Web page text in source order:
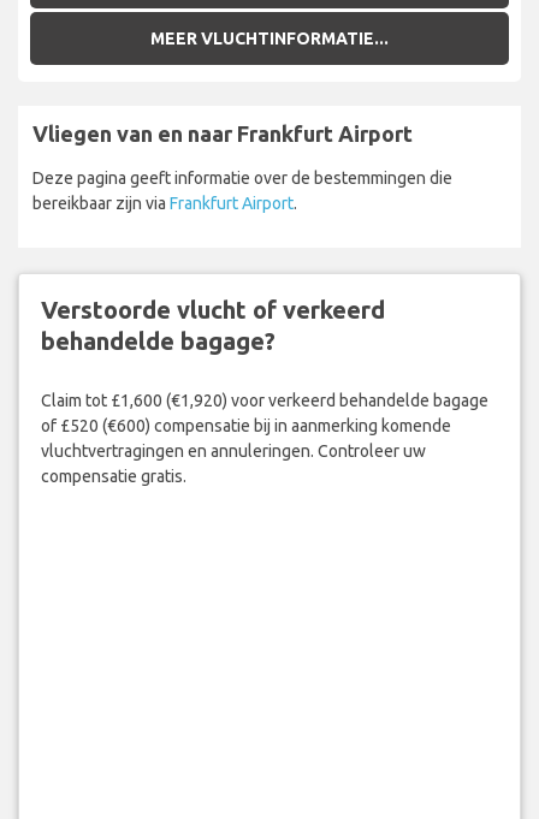
MEER VLUCHTINFORMATIE...
Vliegen van en naar Frankfurt Airport
Deze pagina geeft informatie over de bestemmingen die
bereikbaar zijn via Frankfurt Airport.
Verstoorde vlucht of verkeerd
behandelde bagage?
Claim tot £1,600 (€1,920) voor verkeerd behandelde bagage
of £520 (€600) compensatie bij in aanmerking komende
vluchtvertragingen en annuleringen. Controleer uw
compensatie gratis.